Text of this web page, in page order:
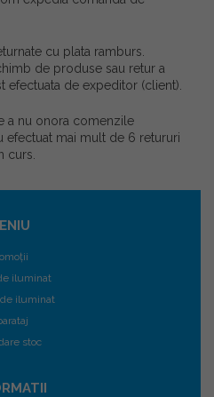
cu plata ramburs.
de produse sau retur a
de expeditor (client).
a nu onora comenzile
efectuat mai mult de 6 retururi
curs.
iluminat
iluminat
stoc